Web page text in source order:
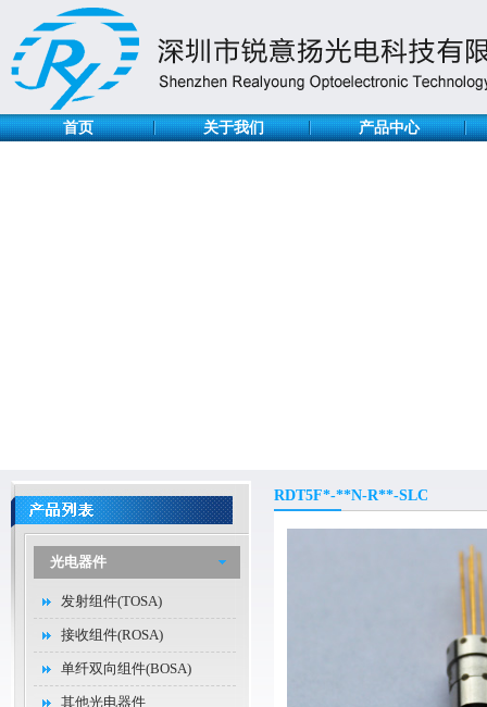
首页 关于我们 产品中心
光电器件
发射组件(TOSA)
接收组件(ROSA)
单纤双向组件(BOSA)
其他光电器件
RDT5F*-**N-R**-SLC